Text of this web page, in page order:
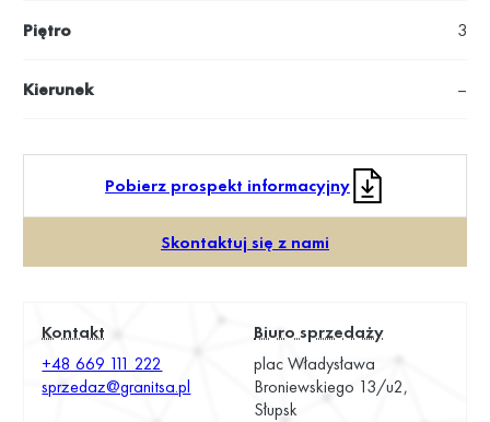
Piętro 3
Kierunek –
Pobierz prospekt informacyjny
Skontaktuj się z nami
Kontakt
+48 669 111 222
sprzedaz@granitsa.pl
Biuro sprzedaży
plac Władysława
Broniewskiego 13/u2,
Słupsk